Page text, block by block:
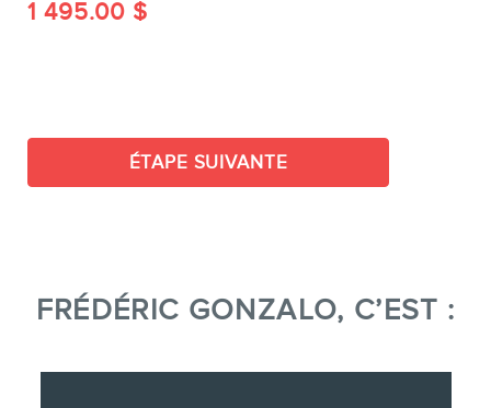
1 495.00 $
ÉTAPE SUIVANTE
FRÉDÉRIC GONZALO, C’EST :